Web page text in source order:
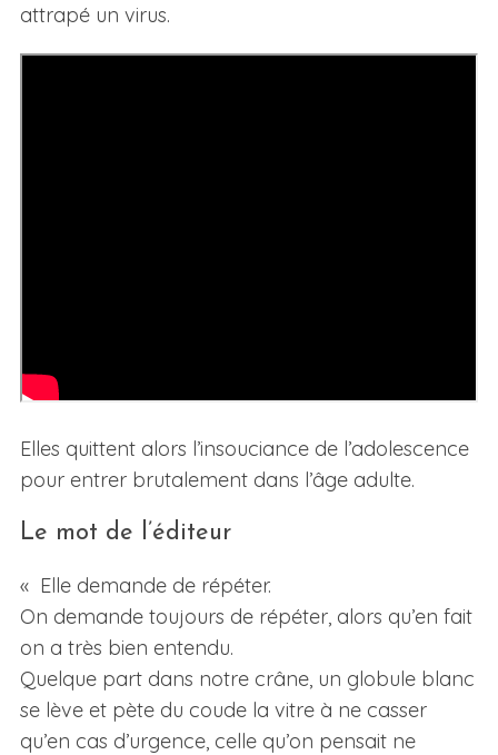
attrapé un virus.
Elles quittent alors l’insouciance de l’adolescence
pour entrer brutalement dans l’âge adulte.
Le mot de l’éditeur
« Elle demande de répéter.
On demande toujours de répéter, alors qu’en fait
on a très bien entendu.
Quelque part dans notre crâne, un globule blanc
se lève et pète du coude la vitre à ne casser
qu’en cas d’urgence, celle qu’on pensait ne